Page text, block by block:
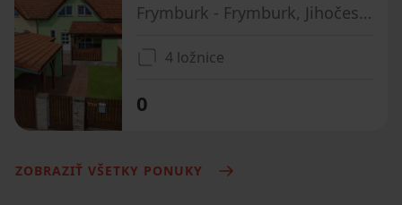
Frymburk - Frymburk, Jihočeský kraj
4 ložnice
0
ZOBRAZIŤ VŠETKY PONUKY